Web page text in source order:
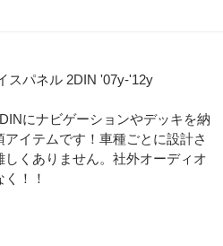
スパネル 2DIN '07y-'12y
にナビゲーションやデッキを納
イテムです！車種ごとに設計さ
くありません。社外オーディオ
！！